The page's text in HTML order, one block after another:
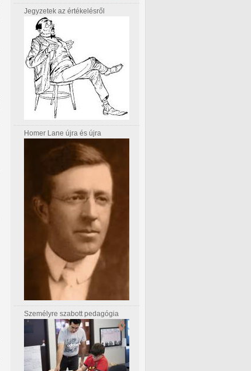
Jegyzetek az értékelésről
Homer Lane újra és újra
Személyre szabott pedagógia